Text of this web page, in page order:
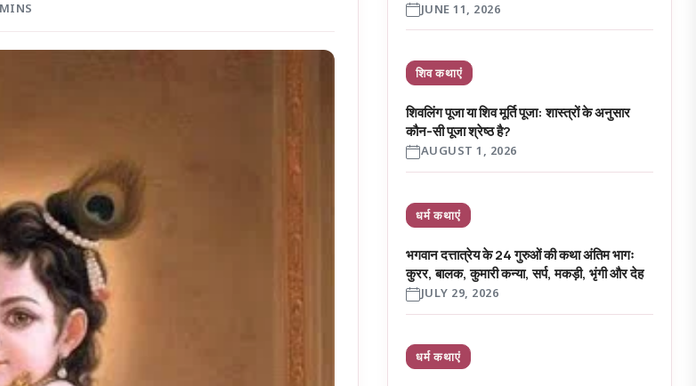
JUNE 11, 2026
शिव कथाएं
शिवलिंग पूजा या शिव मूर्ति पूजा: शास्त्रों के अनुसार
कौन-सी पूजा श्रेष्ठ है?
AUGUST 1, 2026
धर्म कथाएं
भगवान दत्तात्रेय के 24 गुरुओं की कथा अंतिम भागः
कुरर, बालक, कुमारी कन्या, सर्प, मकड़ी, भृंगी और देह
JULY 29, 2026
धर्म कथाएं